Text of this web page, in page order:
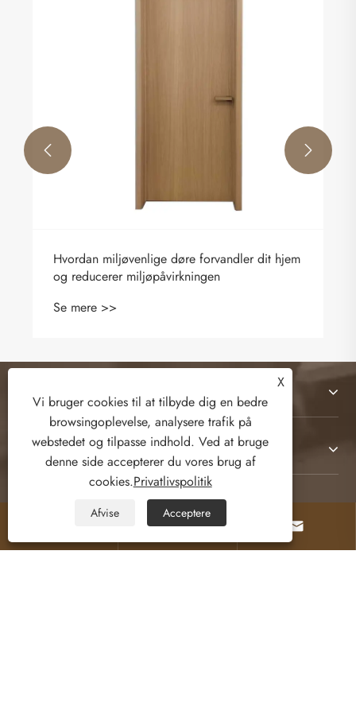
Hvordan miljøvenlige døre forvandler dit hjem
og reducerer miljøpåvirkningen
Se mere >>
 
Om os
Produkter
 
X
Vi bruger cookies til at tilbyde dig en bedre
browsingoplevelse, analysere trafik på
webstedet og tilpasse indhold. Ved at bruge
denne side accepterer du vores brug af
cookies.Privatlivspolitik
Afvise Acceptere